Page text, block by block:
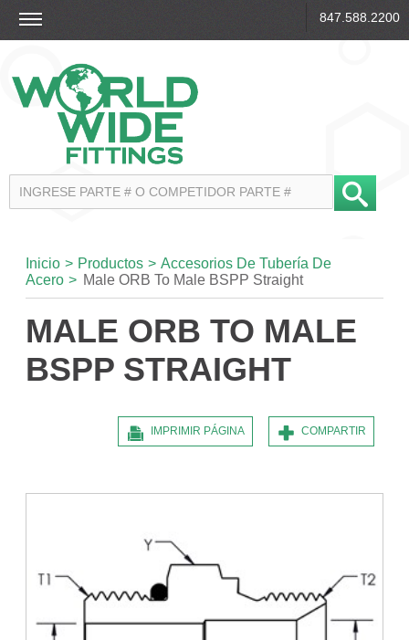
847.588.2200
Inicio > Productos > Accesorios De Tubería De
Acero > Male ORB To Male BSPP Straight
MALE ORB TO MALE
BSPP STRAIGHT
COMPARTIR
IMPRIMIR PÁGINA